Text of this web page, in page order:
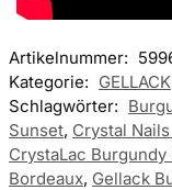
Artikelnummer:
Kategorie: GELLACK
Schlagwörter:
Sunset, Crystal
CrystaLac Burgundy
Bordeaux, Gellack